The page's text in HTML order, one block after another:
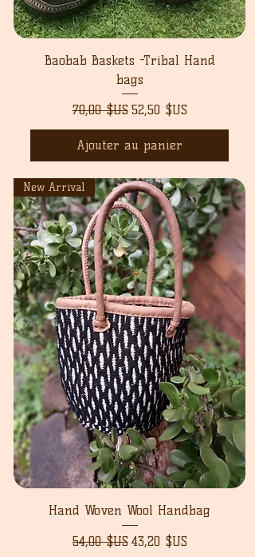
Baobab Baskets -Tribal Hand
bags
Prix original
70,00 $US Prix promotionnel
52,50 $US
Ajouter au panier
New Arrival
Hand Woven Wool Handbag
Prix original
54,00 $US Prix promotionnel
43,20 $US